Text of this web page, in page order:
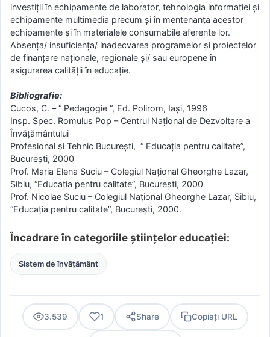
investiții în echipamente de laborator, tehnologia informației și
echipamente multimedia precum și în mentenanța acestor
echipamente și în materialele consumabile aferente lor.
Absența/ insuficiența/ inadecvarea programelor și proiectelor
de finanțare naționale, regionale și/ sau europene în
asigurarea calității în educație.
Bibliografie:
Cucos, C. – “ Pedagogie “, Ed. Polirom, Iaşi, 1996
Insp. Spec. Romulus Pop – Centrul Naţional de Dezvoltare a
Învăţământului
Profesional şi Tehnic Bucureşti, “ Educaţia pentru calitate”,
Bucureşti, 2000
Prof. Maria Elena Suciu – Colegiul Naţional Gheorghe Lazar,
Sibiu, “Educaţia pentru calitate”, Bucureşti, 2000
Prof. Nicolae Suciu – Colegiul Naţional Gheorghe Lazar, Sibiu,
“Educaţia pentru calitate”, Bucureşti, 2000.
Încadrare în categoriile științelor educației:
Sistem de învățământ
3.539 1 Share Copiați URL